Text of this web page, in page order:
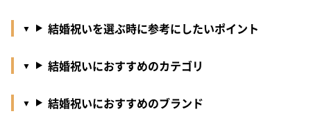
結婚祝いを選ぶ時に参考にしたいポイント
結婚祝いにおすすめのカテゴリ
結婚祝いにおすすめのブランド